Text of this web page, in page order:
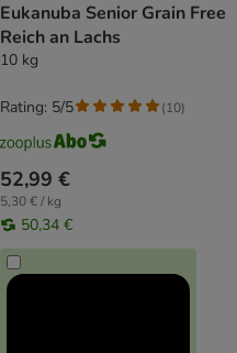
Eukanuba Senior Grain Free
Reich an Lachs
10 kg
52,99 €
5,30 € / kg
50,34 €
Rating: 5/5 (10)